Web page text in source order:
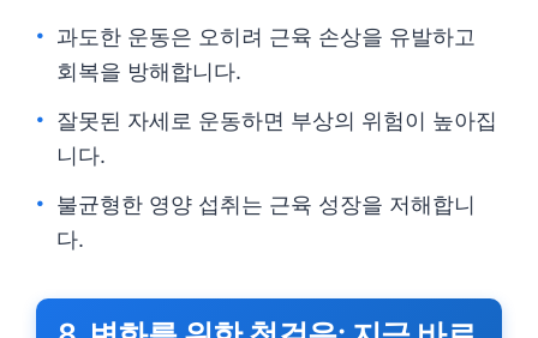
과도한 운동은 오히려 근육 손상을 유발하고
회복을 방해합니다.
잘못된 자세로 운동하면 부상의 위험이 높아집
니다.
불균형한 영양 섭취는 근육 성장을 저해합니
다.